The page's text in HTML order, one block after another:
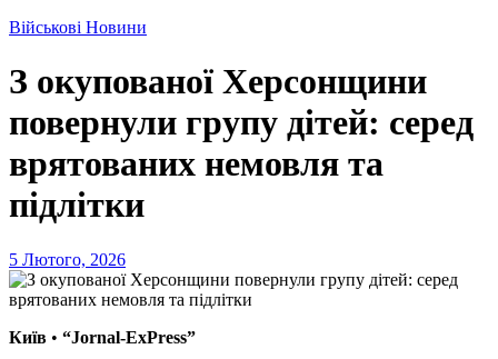
Військові Новини
З окупованої Херсонщини
повернули групу дітей: серед
врятованих немовля та
підлітки
5 Лютого, 2026
Київ • “Jornal-ExPress”